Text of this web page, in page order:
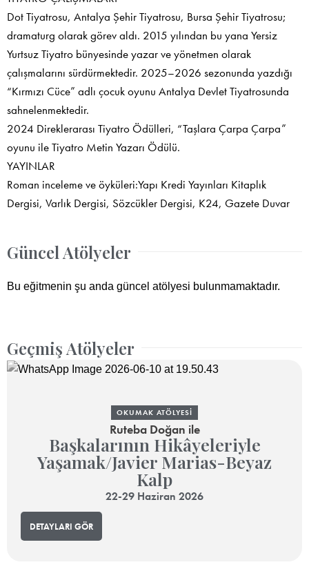
Dot Tiyatrosu, Antalya Şehir Tiyatrosu, Bursa Şehir Tiyatrosu;
dramaturg olarak görev aldı. 2015 yılından bu yana Yersiz
Yurtsuz Tiyatro bünyesinde yazar ve yönetmen olarak
çalışmalarını sürdürmektedir. 2025–2026 sezonunda yazdığı
“Kırmızı Cüce” adlı çocuk oyunu Antalya Devlet Tiyatrosunda
sahnelenmektedir.
2024 Direklerarası Tiyatro Ödülleri, “Taşlara Çarpa Çarpa”
oyunu ile Tiyatro Metin Yazarı Ödülü.
YAYINLAR
Roman inceleme ve öyküleri:Yapı Kredi Yayınları Kitaplık
Dergisi, Varlık Dergisi, Sözcükler Dergisi, K24, Gazete Duvar
Güncel Atölyeler
Bu eğitmenin şu anda güncel atölyesi bulunmamaktadır.
Geçmiş Atölyeler
OKUMAK ATÖLYESI
Ruteba Doğan ile
Başkalarının Hikâyeleriyle
Yaşamak/Javier Marias-Beyaz
Kalp
22-29 Haziran 2026
DETAYLARI GÖR